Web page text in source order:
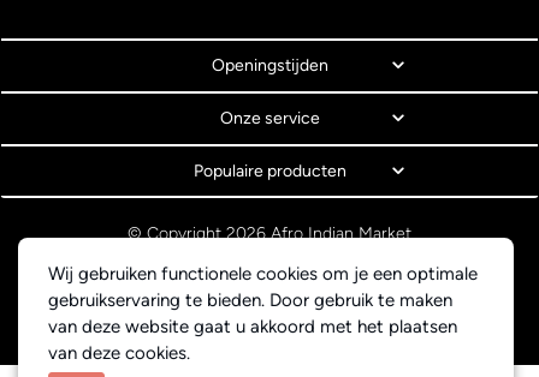
Wij gebruiken functionele cookies om je een optimale
gebruikservaring te bieden. Door gebruik te maken
van deze website gaat u akkoord met het plaatsen
van deze cookies.
Openingstijden
Onze service
Populaire producten
© Copyright 2026 Afro Indian Market
Privacyverklaring
Webdesign BEWISE Solutions